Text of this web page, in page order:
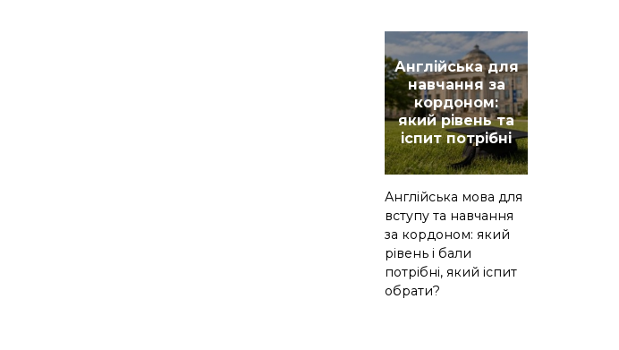
Англійська для
навчання за
кордоном:
який рівень та
іспит потрібні
Англійська мова для
вступу та навчання
за кордоном: який
рівень і бали
потрібні, який іспит
обрати?